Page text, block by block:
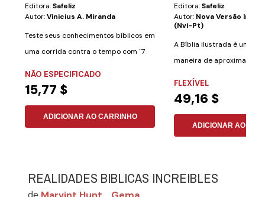
Editora:Safeliz
Autor:Vinicius A. Miranda
Teste seus conhecimentos bíblicos em
uma corrida contra o tempo com "7
NÃO ESPECIFICADO
15,77 $
ADICIONAR AO CARRINHO
Editora:Safeliz
Autor: Nova Versão
(nvi-Pt)
A Bíblia ilustrada é uma
maneira de aproximar
adultos de um...
FLEXÍVEL
49,16 $
ADICIONAR AO
REALIDADES BIBLICAS INCREIBLES